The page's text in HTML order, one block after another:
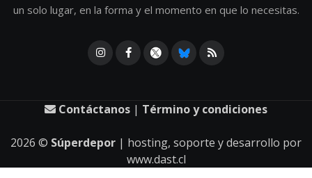
un solo lugar, en la forma y el momento en que lo necesitas.
Contáctanos | Término y condiciones
2026 © Súperdepor | hosting, soporte y desarrollo por
www.dast.cl